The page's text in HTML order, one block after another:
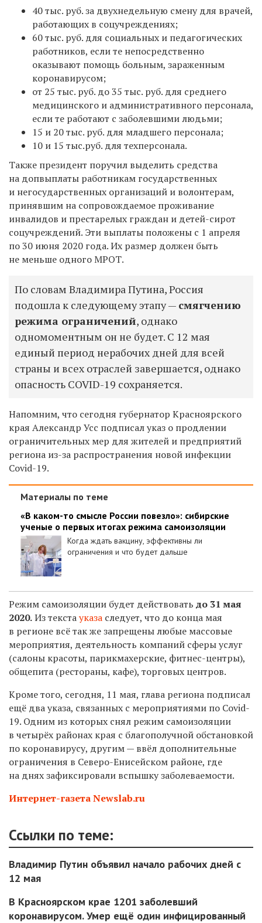
40 тыс. руб. за двухнедельную смену для врачей,
работающих в соцучреждениях;
60 тыс. руб. для социальных и педагогических
работников, если те непосредственно
оказывают помощь больным, зараженным
коронавирусом;
от 25 тыс. руб. до 35 тыс. руб. для среднего
медицинского и административного персонала,
если те работают с заболевшими людьми;
15 и 20 тыс. руб. для младшего персонала;
10 и 15 тыс.руб. для техперсонала.
Также президент поручил выделить средства
на допвыплаты работникам государственных
и негосударственных организаций и волонтерам,
принявшим на сопровождаемое проживание
инвалидов и престарелых граждан и детей-сирот
соцучреждений. Эти выплаты положены с 1 апреля
по 30 июня 2020 года. Их размер должен быть
не меньше одного МРОТ.
По словам Владимира Путина, Россия
подошла к следующему этапу — смягчению
режима ограничений, однако
одномоментным он не будет. С 12 мая
единый период нерабочих дней для всей
страны и всех отраслей завершается, однако
опасность COVID-19 сохраняется.
Напомним, что сегодня губернатор Красноярского
края Александр Усс подписал указ о продлении
ограничительных мер для жителей и предприятий
региона из-за распространения новой инфекции
Covid-19.
Материалы по теме
«В каком-то смысле России повезло»: сибирские
ученые о первых итогах режима самоизоляции
Когда ждать вакцину, эффективны ли
ограничения и что будет дальше
Режим самоизоляции будет действовать до 31 мая
2020.Из текстауказа следует, что до конца мая
в регионе всё так же запрещены любые массовые
мероприятия, деятельность компаний сферы услуг
(салоны красоты, парикмахерские, фитнес-центры),
общепита (рестораны, кафе), торговых центров.
Кроме того, сегодня, 11 мая, глава региона подписал
ещё два указа, связанных с мероприятиями по Covid-
19. Одним из которых снял режим самоизоляции
в четырёх районах края с благополучной обстановкой
по коронавирусу, другим — ввёл дополнительные
ограничения в Северо-Енисейском районе, где
на днях зафиксировали вспышку заболеваемости.
Интернет-газета Newslab.ru
Ссылки по теме:
Владимир Путин объявил начало рабочих дней с
12 мая
В Красноярском крае 1201 заболевший
коронавирусом. Умер ещё один инфицированный